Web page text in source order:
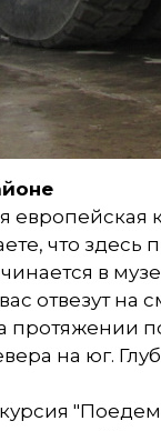
что здесь
в
вас отвезут
протяжении
на юг.